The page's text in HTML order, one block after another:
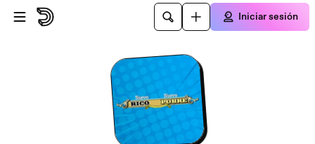
Saltar al contenido principal
Iniciar sesión